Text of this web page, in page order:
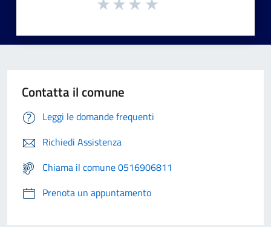
Contatta il comune
Leggi le domande frequenti
Richiedi Assistenza
Chiama il comune 0516906811
Prenota un appuntamento